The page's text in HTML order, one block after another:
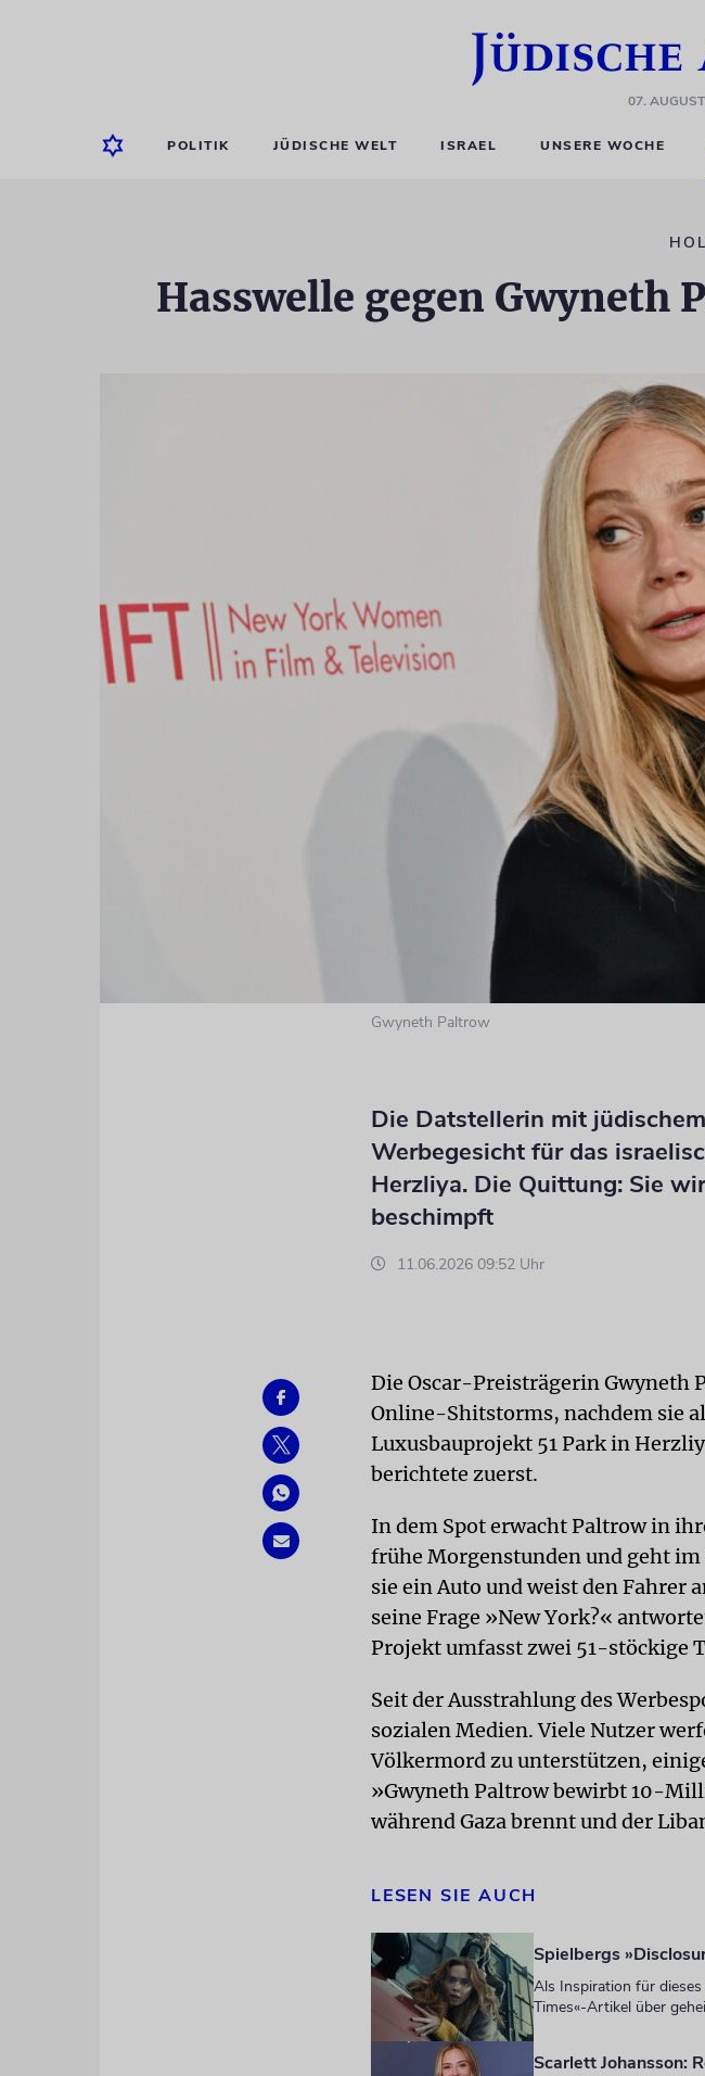
07.
POLITIK JÜDISCHE WELT ISRAEL UNSERE WOCHE
Hasswelle gegen Gwyneth
Gwyneth Paltrow
Die Datstellerin mit
Werbegesicht für das
Herzliya. Die Quittung: Sie
beschimpft
11.06.2026 09:52 Uhr
Die Oscar-Preisträgerin Gwyneth
Online-Shitstorms, nachdem sie
Luxusbauprojekt 51 Park in
berichtete zuerst.
In dem Spot erwacht Paltrow in
frühe Morgenstunden und geht
sie ein Auto und weist den Fahrer
seine Frage »New York?«
Projekt umfasst zwei 51-stöckige
Seit der Ausstrahlung des
sozialen Medien. Viele Nutzer
Völkermord zu unterstützen,
»Gwyneth Paltrow bewirbt 10-
während Gaza brennt und der
LESEN SIE AUCH
Spielbergs
Als Inspiration für
Times«-Artikel über
Scarlett Johansson: